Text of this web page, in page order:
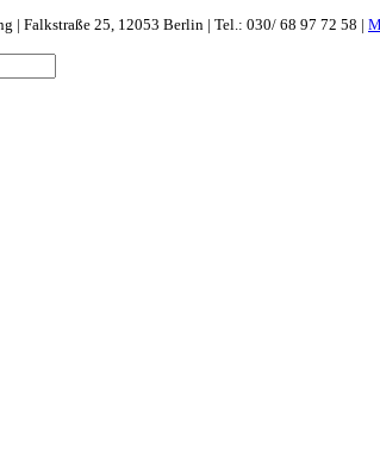
| Falkstraße 25, 12053 Berlin | Tel.: 030/ 68 97 72 58 |